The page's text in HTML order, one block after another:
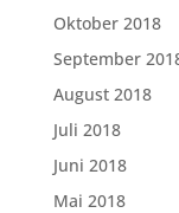
Oktober 2018
September
August 2018
Juli 2018
Juni 2018
Mai 2018